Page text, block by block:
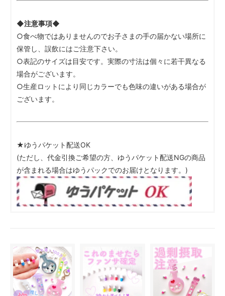
◆注意事項◆
○食べ物ではありませんのでお子さまの手の届かない場所に
保管し、誤飲にはご注意下さい。
○表記のサイズは目安です。実際の寸法は個々に若干異なる
場合がございます。
○生産ロットにより同じカラーでも色味の違いがある場合が
ございます。
★ゆうパケット配送OK
(ただし、代金引換ご希望の方、ゆうパケット配送NGの商品
が含まれる場合はゆうパックでのお届けとなります。)